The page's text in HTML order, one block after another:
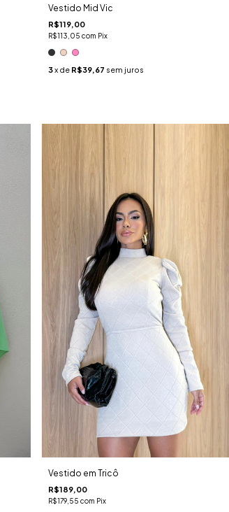
Vestido Mid Vic
R$119,00
R$113,05com Pix
3x de R$39,67 sem juros
Vestido em Tricô
R$189,00
R$179,55com Pix